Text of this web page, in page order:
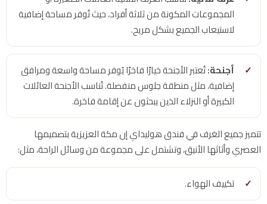
المجموعات المكونة من ثلاثة أفراد، حيث تُوفر مساحة إضافية
لاستيعاب الجميع بشكل مريح.
أجنحة:تُعتبر الأجنحة خيارًا فاخرًا يُوفر مساحة واسعة ومرافق
إضافية، مثل منطقة جلوس منفصلة. تُناسب الأجنحة العائلات
الكبيرة أو النزلاء الذين يبحثون عن إقامة فاخرة.
تتميز جميع الغرف في فندق هوليداي إن مكة العزيزية بتصميمها
العصري وأثاثها الأنيق، وتشتمل على مجموعة من وسائل الراحة، مثل:
تكييف الهواء.